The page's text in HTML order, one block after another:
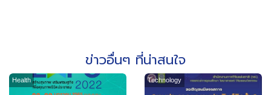
ข่าวอื่นๆ ที่น่าสนใจ
Health Technology